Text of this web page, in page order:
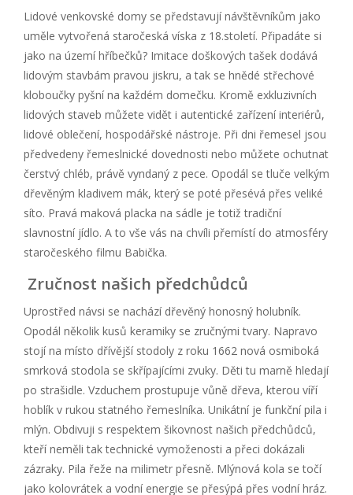
Lidové venkovské domy se představují návštěvníkům jako
uměle vytvořená staročeská víska z 18.století. Připadáte si
jako na území hříbečků? Imitace doškových tašek dodává
lidovým stavbám pravou jiskru, a tak se hnědé střechové
kloboučky pyšní na každém domečku. Kromě exkluzivních
lidových staveb můžete vidět i autentické zařízení interiérů,
lidové oblečení, hospodářské nástroje. Při dni řemesel jsou
předvedeny řemeslnické dovednosti nebo můžete ochutnat
čerstvý chléb, právě vyndaný z pece. Opodál se tluče velkým
dřevěným kladivem mák, který se poté přesévá přes veliké
síto. Pravá maková placka na sádle je totiž tradiční
slavnostní jídlo. A to vše vás na chvíli přemístí do atmosféry
staročeského filmu Babička.
Zručnost našich předchůdců
Uprostřed návsi se nachází dřevěný honosný holubník.
Opodál několik kusů keramiky se zručnými tvary. Napravo
stojí na místo dřívější stodoly z roku 1662 nová osmiboká
smrková stodola se skřípajícími zvuky. Děti tu marně hledají
po strašidle. Vzduchem prostupuje vůně dřeva, kterou víří
hoblík v rukou statného řemeslníka. Unikátní je funkční pila i
mlýn. Obdivuji s respektem šikovnost našich předchůdců,
kteří neměli tak technické vymoženosti a přeci dokázali
zázraky. Pila řeže na milimetr přesně. Mlýnová kola se točí
jako kolovrátek a vodní energie se přesýpá přes vodní hráz.